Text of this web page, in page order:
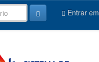
Entrar